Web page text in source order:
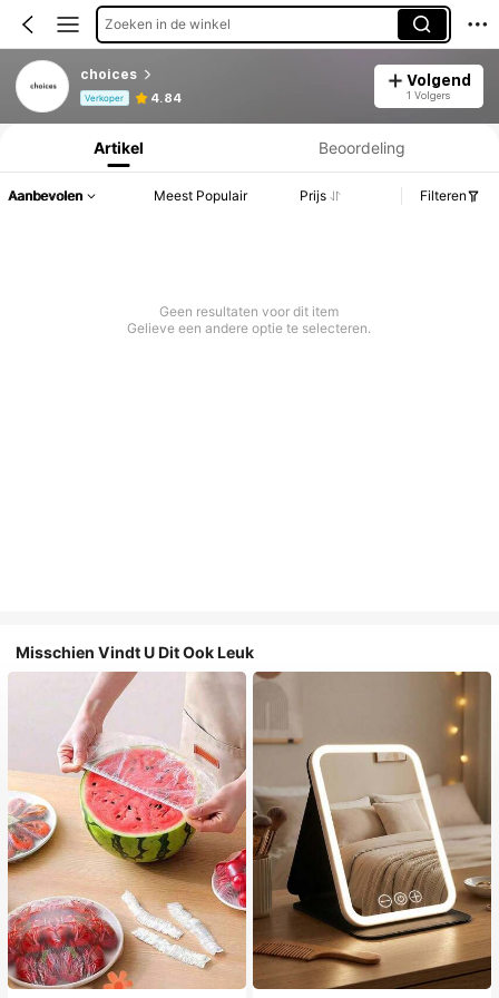
Zoeken in de winkel
choices
Verkoper 4.84
Volgend
1 Volgers
Productinformatie: Prijsopenbaring, Verkoop- en Voorraadgegevens.
Artikel Beoordeling
Aanbevolen Meest Populair Prijs Filteren
Geen resultaten voor dit item
Gelieve een andere optie te selecteren.
Misschien Vindt U Dit Ook Leuk